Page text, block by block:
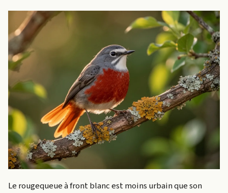
Le rougequeue à front blanc est moins urbain que son